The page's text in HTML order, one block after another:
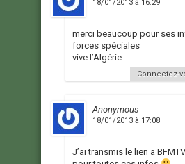
18/01/2013 à 16:29
merci beaucoup pour ses
forces spéciales
vive l’Algérie
Connectez-
Anonymous
18/01/2013 à 17:08
J’ai transmis le lien a